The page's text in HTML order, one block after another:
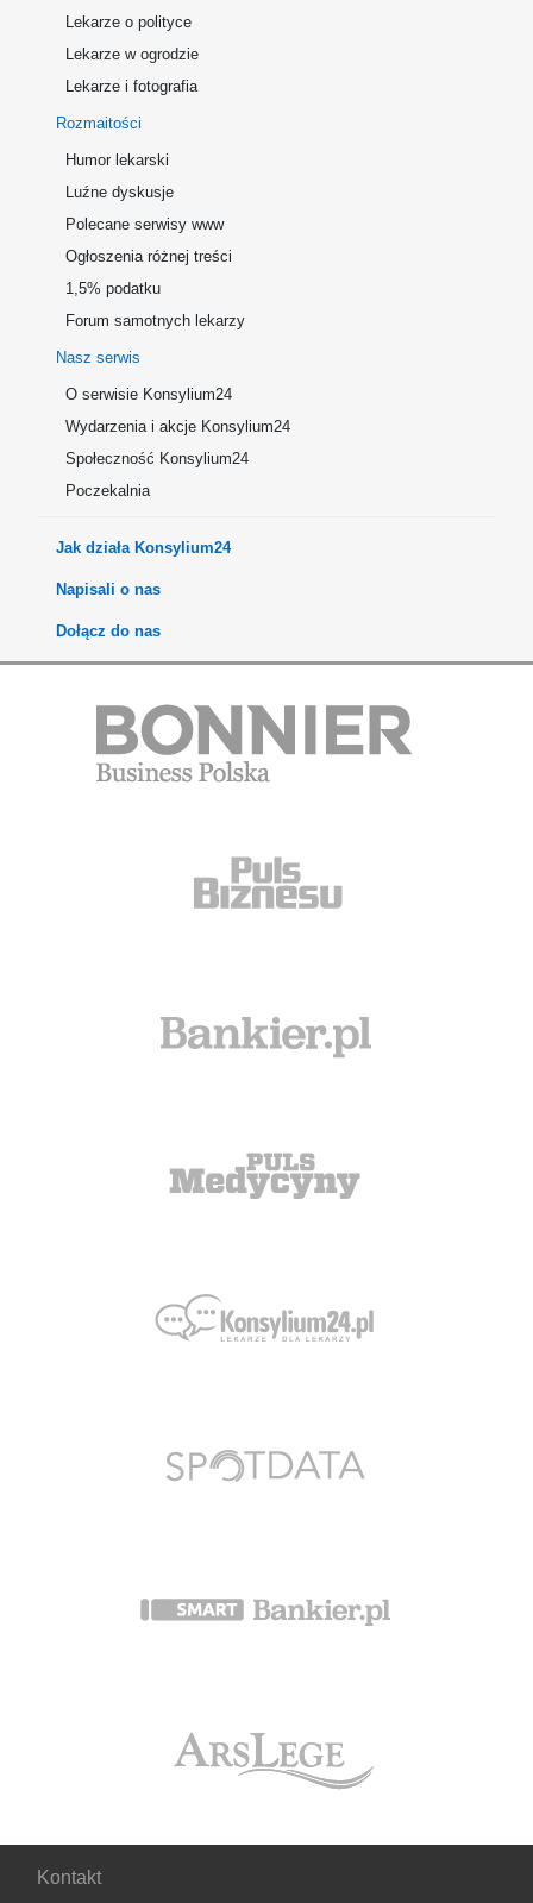
Lekarze o polityce
Lekarze w ogrodzie
Lekarze i fotografia
Rozmaitości
Humor lekarski
Luźne dyskusje
Polecane serwisy www
Ogłoszenia różnej treści
1,5% podatku
Forum samotnych lekarzy
Nasz serwis
O serwisie Konsylium24
Wydarzenia i akcje Konsylium24
Społeczność Konsylium24
Poczekalnia
Jak działa Konsylium24
Napisali o nas
Dołącz do nas
Kontakt